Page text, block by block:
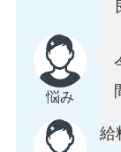
悩み
給